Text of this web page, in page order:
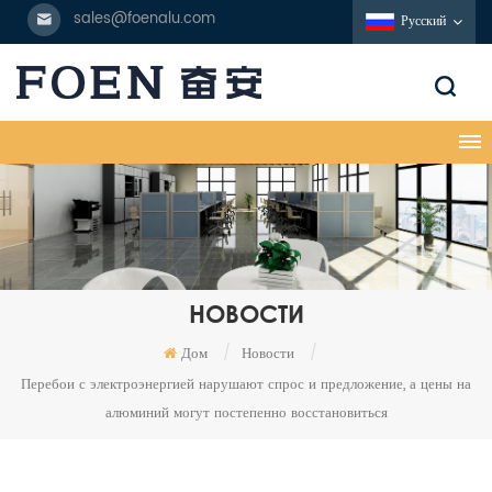
sales@foenalu.com Русский
НОВОСТИ
Дом / Новости
/
Перебои с электроэнергией нарушают спрос и предложение, а цены на
алюминий могут постепенно восстановиться